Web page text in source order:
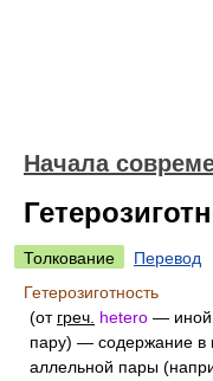
Начала
Толкование
Перевод
Гетерозиготность
(от греч. hetero —
пару) — содержание в
аллельной пары